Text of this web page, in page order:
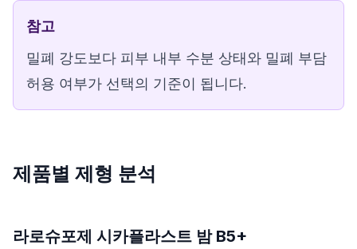
참고
밀폐 강도보다 피부 내부 수분 상태와 밀폐 부담
허용 여부가 선택의 기준이 됩니다.
제품별 제형 분석
라로슈포제 시카플라스트 밤 B5+